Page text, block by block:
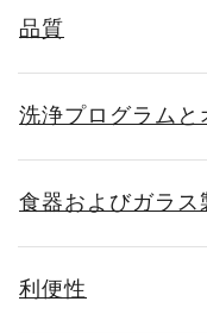
品質
洗浄プログラムと
食器およびガラス
利便性